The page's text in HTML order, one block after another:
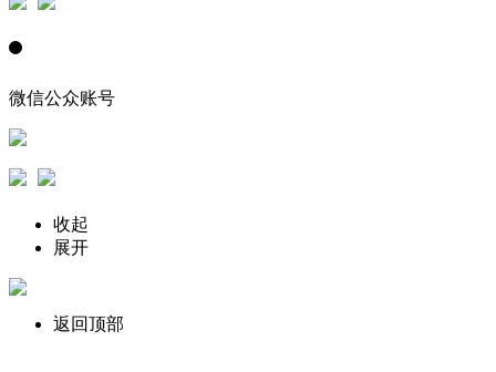
微信公众账号
收起
展开
返回顶部